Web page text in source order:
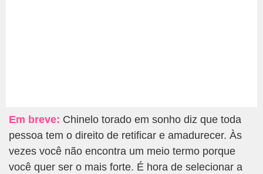
Em breve: Chinelo torado em sonho diz que toda
pessoa tem o direito de retificar e amadurecer. Às
vezes você não encontra um meio termo porque
você quer ser o mais forte. É hora de selecionar a